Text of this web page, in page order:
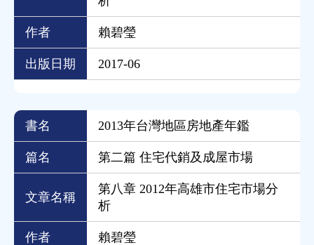
作者 賴碧瑩
出版日期 2017-06
書名 2013年台灣地區房地產年鑑
篇名 第二篇 住宅代銷及成屋市場
文章名稱
第八章 2012年高雄市住宅市場分
析
作者 賴碧瑩